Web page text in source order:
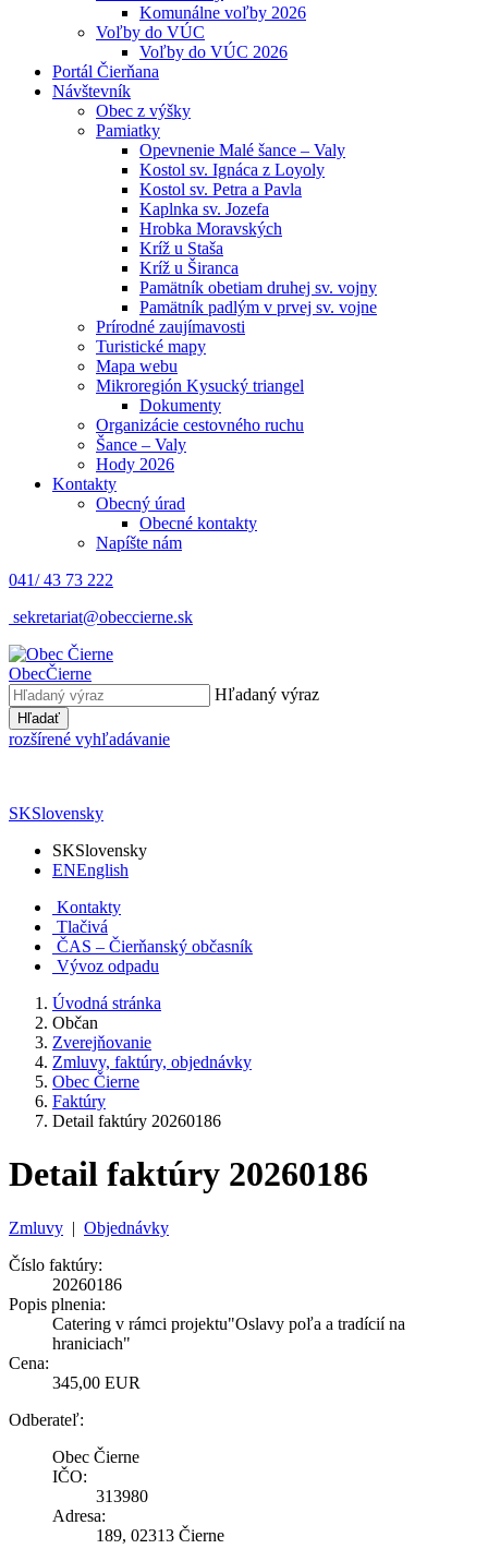
Komunálne voľby 2026
Voľby do VÚC
Voľby do VÚC 2026
Portál Čierňana
Návštevník
Obec z výšky
Pamiatky
Opevnenie Malé šance – Valy
Kostol sv. Ignáca z Loyoly
Kostol sv. Petra a Pavla
Kaplnka sv. Jozefa
Hrobka Moravských
Kríž u Staša
Kríž u Širanca
Pamätník obetiam druhej sv. vojny
Pamätník padlým v prvej sv. vojne
Prírodné zaujímavosti
Turistické mapy
Mapa webu
Mikroregión Kysucký triangel
Dokumenty
Organizácie cestovného ruchu
Šance – Valy
Hody 2026
Kontakty
Obecný úrad
Obecné kontakty
Napíšte nám
041/ 43 73 222
sekretariat@obeccierne.sk
ObecČierne
Hľadaný výraz
Hľadať
rozšírené vyhľadávanie
SKSlovensky
SKSlovensky
ENEnglish
Kontakty
Tlačivá
ČAS – Čierňanský občasník
Vývoz odpadu
Úvodná stránka
Občan
Zverejňovanie
Zmluvy, faktúry, objednávky
Obec Čierne
Faktúry
Detail faktúry 20260186
Detail faktúry 20260186
Zmluvy | Objednávky
Číslo faktúry:
20260186
Popis plnenia:
Catering v rámci projektu"Oslavy poľa a tradícií na
hraniciach"
Cena:
345,00 EUR
Odberateľ:
Obec Čierne
IČO:
313980
Adresa:
189, 02313 Čierne